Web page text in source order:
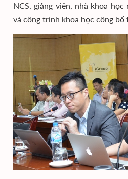
NCS, giảng viên, nhà khoa
và công trình khoa học công